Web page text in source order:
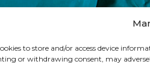
to store and/or access device
or withdrawing consent, may